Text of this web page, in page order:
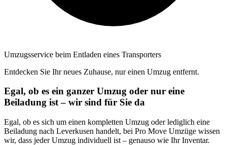
Umzugsservice beim Entladen eines Transporters
Entdecken Sie Ihr neues Zuhause, nur einen Umzug entfernt.
Egal, ob es ein ganzer Umzug oder nur eine
Beiladung ist – wir sind für Sie da
Egal, ob es sich um einen kompletten Umzug oder lediglich eine
Beiladung nach Leverkusen handelt, bei Pro Move Umzüge wissen
wir, dass jeder Umzug individuell ist – genauso wie Ihr Inventar.